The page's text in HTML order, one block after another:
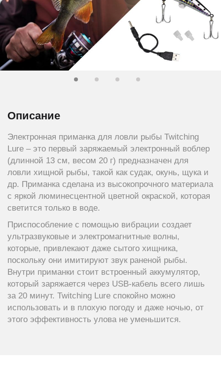
Описание
Электронная приманка для ловли рыбы Twitching
Lure – это первый заряжаемый электронный воблер
(длинной 13 см, весом 20 г) предназначен для
ловли хищной рыбы, такой как судак, окунь, щука и
др. Приманка сделана из высокопрочного материала
с яркой люминесцентной цветной окраской, которая
светится только в воде.
Приспособление с помощью вибрации создает
ультразвуковые и электромагнитные волны,
которые, привлекают даже сытого хищника,
поскольку они имитируют звук раненой рыбы.
Внутри приманки стоит встроенный аккумулятор,
который заряжается через USB-кабель всего лишь
за 20 минут. Twitching Lure спокойно можно
использовать и в плохую погоду и даже ночью, от
этого эффективность улова не уменьшится.